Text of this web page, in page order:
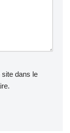
dans le